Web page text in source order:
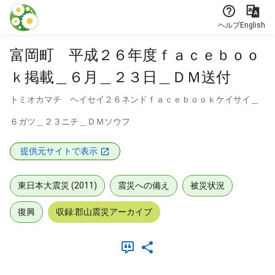
本文に飛ぶ
ヘルプEnglish
富岡町 平成２６年度ｆａｃｅｂｏｏ
ｋ掲載＿６月＿２３日＿ＤＭ送付
トミオカマチ ヘイセイ２６ネンドｆａｃｅｂｏｏｋケイサイ＿
６ガツ＿２３ニチ＿ＤＭソウフ
提供元サイトで表示
東日本大震災 (2011) 震災への備え 被災状況
復興 収録:郡山震災アーカイブ